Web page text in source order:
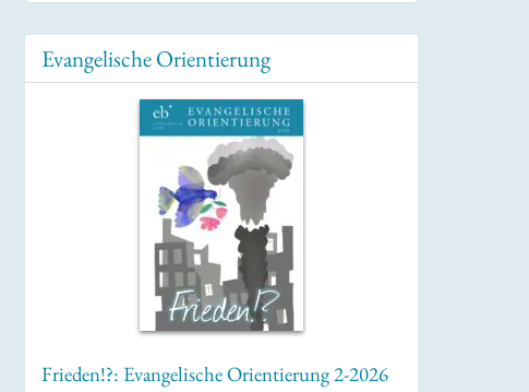
Evangelische Orientierung
Frieden!?: Evangelische Orientierung 2-2026